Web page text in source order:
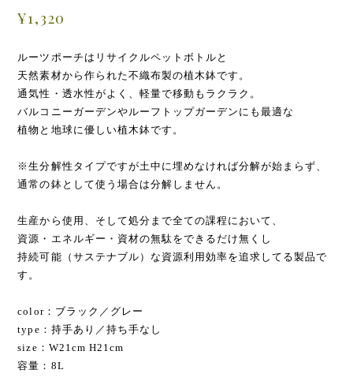
¥1,320
ルーツポーチはリサイクルペットボトルと
天然素材から作られた不織布製の植木鉢です。
通気性・透水性がよく、軽量で移動もラクラク。
バルコニーガーデンやルーフトップガーデンにも最適な
植物と地球に優しい植木鉢です。
※生分解性タイプですが土中に埋めなければ分解が始まらず、
通常の鉢として使う場合は分解しません。
生産から使用、そして処分まで全ての課程において、
資源・エネルギー・資材の無駄をできるだけ無くし
持続可能（サステナブル）な資源利用効率を追求してる製品で
す。
color：ブラック／グレー
type：持手あり／持ち手なし
size：W21cm H21cm
容量：8L